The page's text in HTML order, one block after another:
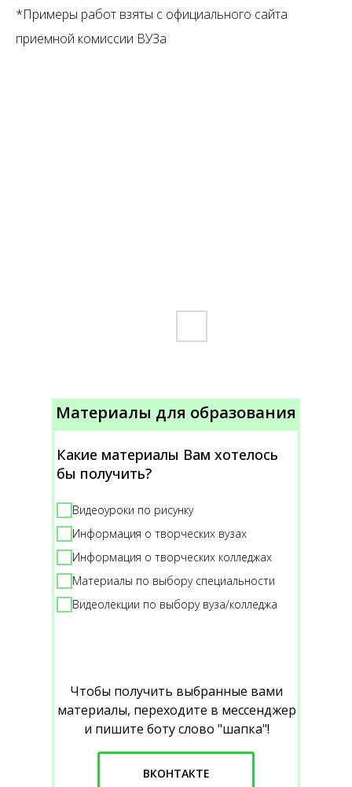
*Примеры работ взяты с официального сайта
приемной комиссии ВУЗа
Какие материалы Вам хотелось
бы получить?
Видеоуроки по рисунку
Информация о творческих вузах
Информация о творческих колледжах
Материалы по выбору специальности
Видеолекции по выбору вуза/колледжа
Чтобы получить выбранные вами
материалы, переходите в мессенджер
и пишите боту слово "шапка"!
ВКОНТАКТЕ
Материалы для образования